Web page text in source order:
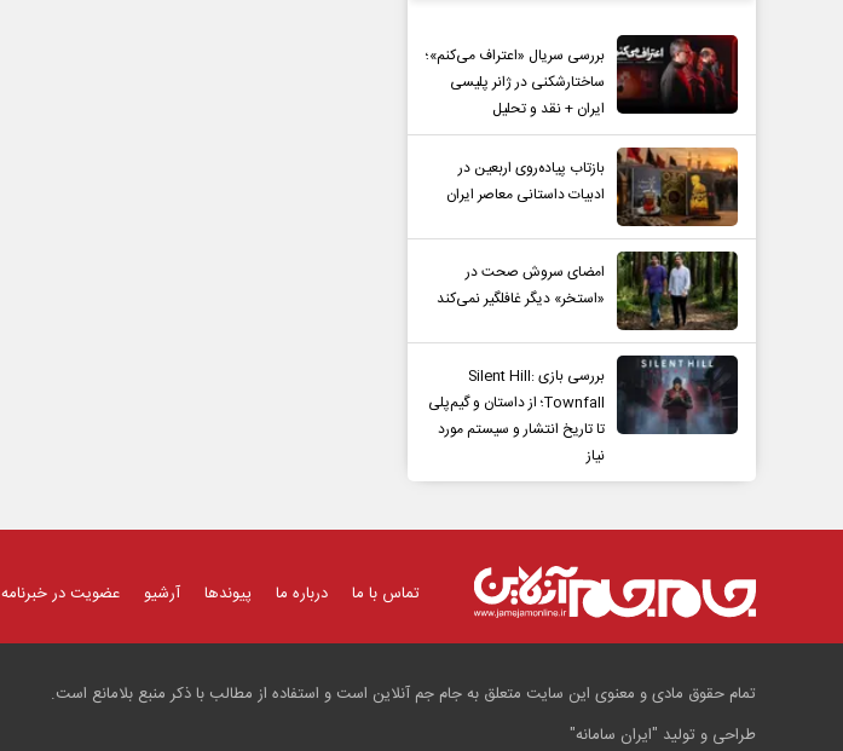
بررسی سریال «اعتراف می‌کنم»؛
ساختارشکنی در ژانر پلیسی
ایران + نقد و تحلیل
بازتاب پیاده‌روی اربعین در
ادبیات داستانی معاصر ایران
امضای سروش صحت در
«استخر» دیگر غافلگیر نمی‌کند
بررسی بازی Silent Hill:
Townfall؛ از داستان و گیم‌پلی
تا تاریخ انتشار و سیستم مورد
نیاز
تماس با ما درباره ما پیوندها آرشیو عضویت در خبرنامه
تمام حقوق مادی و معنوی این سایت متعلق به جام جم آنلاین است و استفاده از مطالب با ذکر منبع بلامانع است.
طراحی و تولید "ایران سامانه"